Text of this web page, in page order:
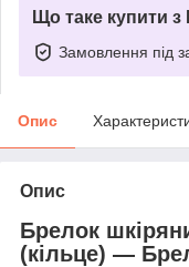
Що таке купити
Замовлення під
Опис
Опис
Брелок
(кільце) —